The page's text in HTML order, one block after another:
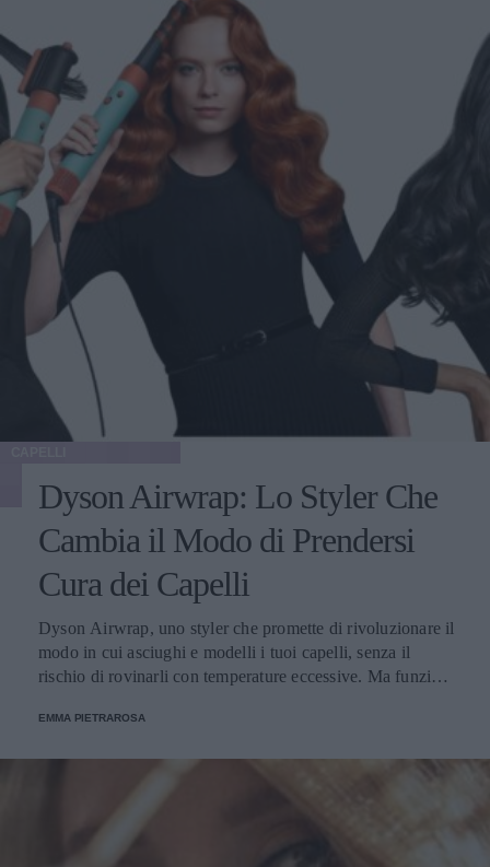
Dyson Airwrap: Lo Styler Che
Cambia il Modo di Prendersi
Cura dei Capelli
Dyson Airwrap, uno styler che promette di rivoluzionare il
modo in cui asciughi e modelli i tuoi capelli, senza il
rischio di rovinarli con temperature eccessive. Ma funziona
EMMA PIETRAROSA